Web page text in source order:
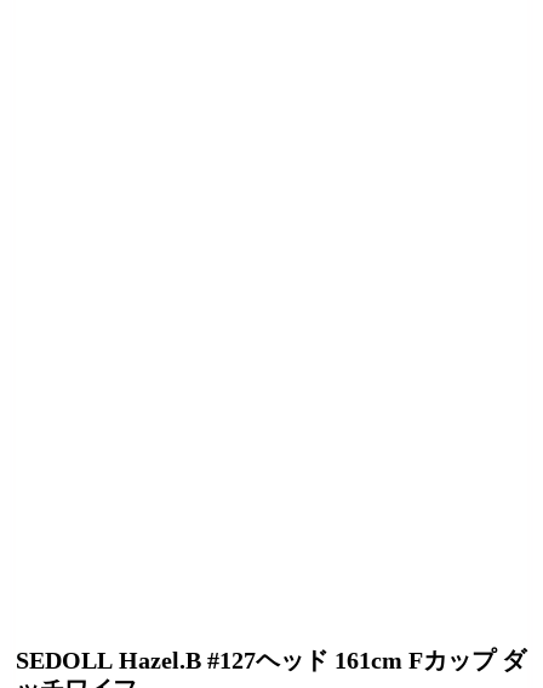
SEDOLL Hazel.B #127ヘッド 161cm Fカップ ダ